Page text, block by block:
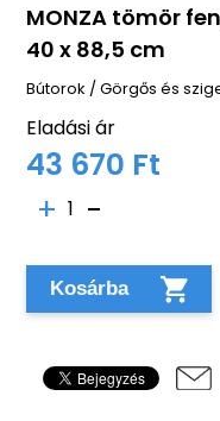
MONZA tömör
40 x 88,5 cm
Bútorok /Görgős és
Eladási ár
43 670 Ft
1
Kosárba